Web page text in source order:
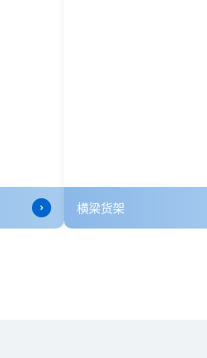
美式孔型重型货架